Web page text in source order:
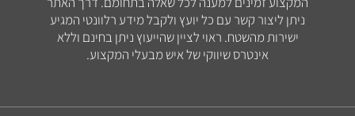
ניתן ליצור קשר עם כל יועץ ולקבל מידע רלוונטי המגיע
ישירות מהשטח. ראוי לציין שהייעוץ ניתן בחינם וללא
אינטרס שיווקי של איש מבעלי המקצוע.